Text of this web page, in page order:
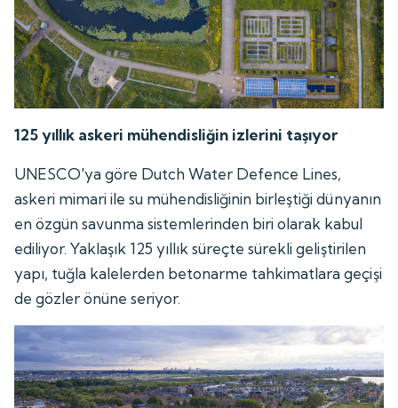
125 yıllık askeri mühendisliğin izlerini taşıyor
UNESCO'ya göre Dutch Water Defence Lines,
askeri mimari ile su mühendisliğinin birleştiği dünyanın
en özgün savunma sistemlerinden biri olarak kabul
ediliyor. Yaklaşık 125 yıllık süreçte sürekli geliştirilen
yapı, tuğla kalelerden betonarme tahkimatlara geçişi
de gözler önüne seriyor.